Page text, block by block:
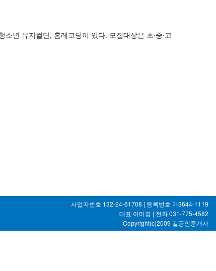
소년 뮤지컬단, 홈레코딩이 있다. 모집대상은 초‧중‧고
사업자번호 132-24-61708 | 등록번호 가3644-1119
대표 이미경 | 전화 031-775-4582
Copyright(c)2009 길공인중개사